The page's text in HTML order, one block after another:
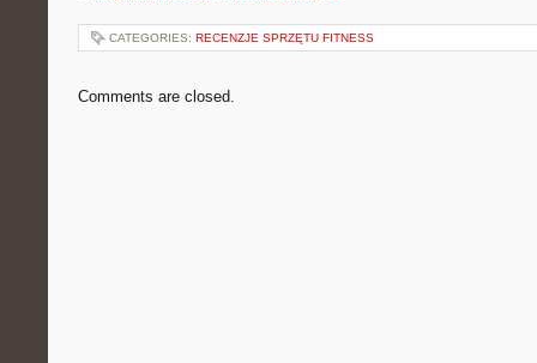
CATEGORIES: RECENZJE SPRZĘTU FITNESS
Comments are closed.